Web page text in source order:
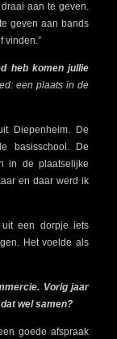
aan te geven.
geven aan bands
vinden.”
heb komen jullie
een plaats in de
Diepenheim. De
basisschool. De
in de plaatselijke
en daar werd ik
uit een dorpje iets
Het voelde als
Vorig jaar
wel samen?
goede afspraak